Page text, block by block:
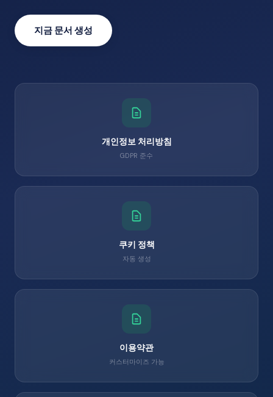
지금 문서 생성
개인정보 처리방침
GDPR 준수
쿠키 정책
자동 생성
이용약관
커스터마이즈 가능